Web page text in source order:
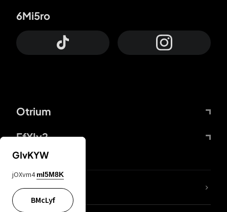
Otrium
FfYIy2
6Mi5ro
65A04M
GIvKYW
jOXvm4 mI5M8K
BMcLyf